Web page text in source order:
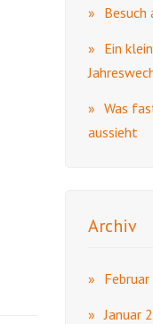
Besuch
Ein
Was
aussieht
Archiv
Januar